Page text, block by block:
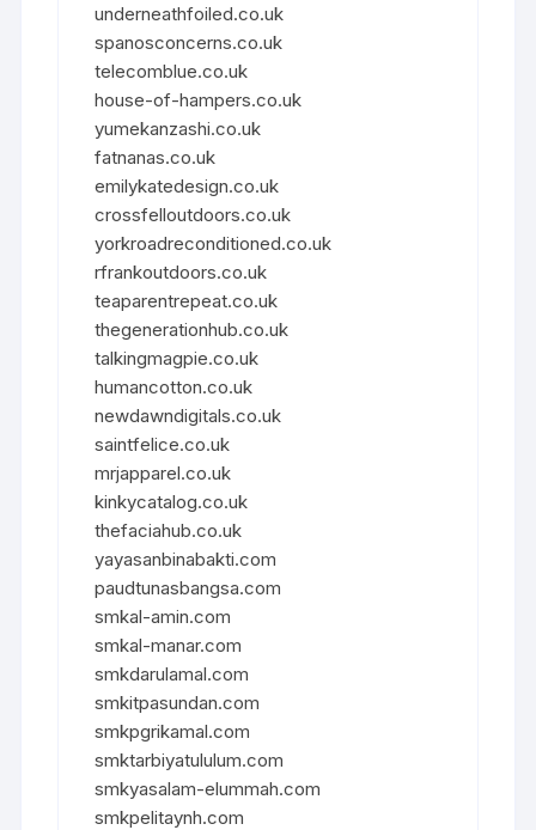
underneathfoiled.co.uk
spanosconcerns.co.uk
telecomblue.co.uk
house-of-hampers.co.uk
yumekanzashi.co.uk
fatnanas.co.uk
emilykatedesign.co.uk
crossfelloutdoors.co.uk
yorkroadreconditioned.co.uk
rfrankoutdoors.co.uk
teaparentrepeat.co.uk
thegenerationhub.co.uk
talkingmagpie.co.uk
humancotton.co.uk
newdawndigitals.co.uk
saintfelice.co.uk
mrjapparel.co.uk
kinkycatalog.co.uk
thefaciahub.co.uk
yayasanbinabakti.com
paudtunasbangsa.com
smkal-amin.com
smkal-manar.com
smkdarulamal.com
smkitpasundan.com
smkpgrikamal.com
smktarbiyatululum.com
smkyasalam-elummah.com
smkpelitaynh.com